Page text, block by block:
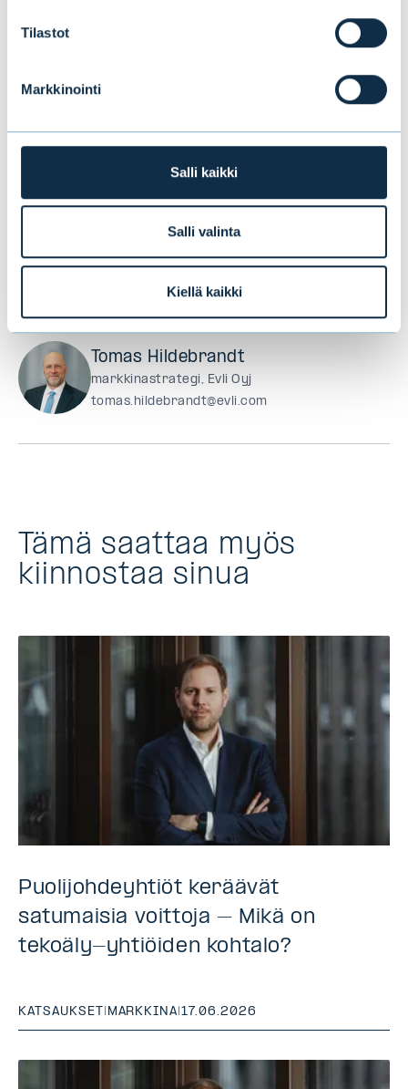
Tilastot
Markkinointi
Salli kaikki
Salli valinta
Kiellä kaikki
Tomas Hildebrandt
markkinastrategi, Evli Oyj
tomas.hildebrandt@evli.com
Tämä saattaa myös
kiinnostaa sinua
Puolijohdeyhtiöt keräävät
satumaisia voittoja – Mikä on
tekoäly-yhtiöiden kohtalo?
KATSAUKSET MARKKINA |17.06.2026